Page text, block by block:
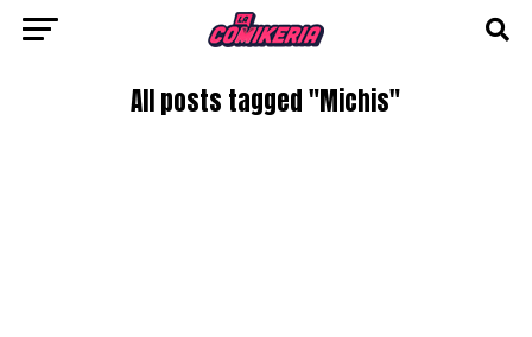
All posts tagged "Michis"